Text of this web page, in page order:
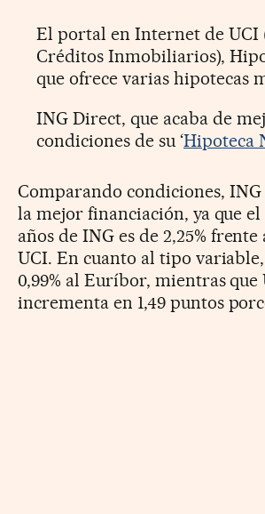
El portal en Internet de UCI
Créditos Inmobiliarios),
que ofrece varias hipotecas
ING Direct, que acaba de
condiciones de su ‘Hipoteca
Comparando condiciones,
la mejor financiación, ya que
años de ING es de 2,25% frente
UCI. En cuanto al tipo
0,99% al Euríbor, mientras que
incrementa en 1,49 puntos